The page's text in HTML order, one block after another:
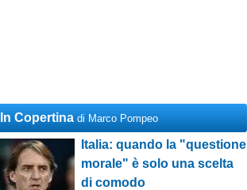
In Copertina di Marco Pompeo
Italia: quando la "questione
morale" è solo una scelta
di comodo